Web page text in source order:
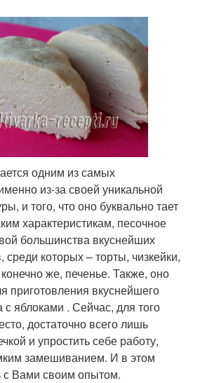
одним из самых
из-за своей уникальной
и того, что оно буквально тает
характеристикам, песочное
большинства вкуснейших
среди которых – торты, чизкейки,
же, печенье. Также, оно
приготовления вкуснейшего
с яблоками . Сейчас, для того
достаточно всего лишь
и упростить себе работу,
замешиванием. И в этом
с Вами своим опытом.